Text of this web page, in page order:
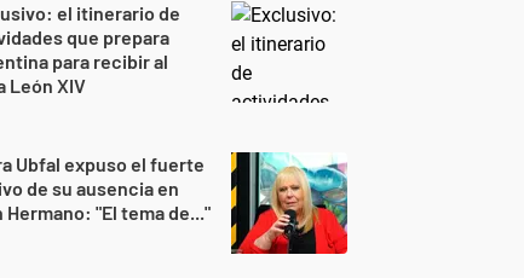
el itinerario de
que prepara
para recibir al
León XIV
Ubfal expuso el fuerte
de su ausencia en
Hermano: "El tema de..."